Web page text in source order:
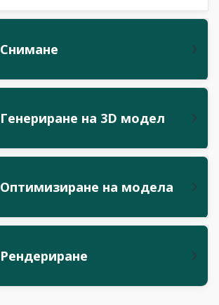
Снимане
Генериране на 3D модел
Оптимизиране на модела
Рендериране